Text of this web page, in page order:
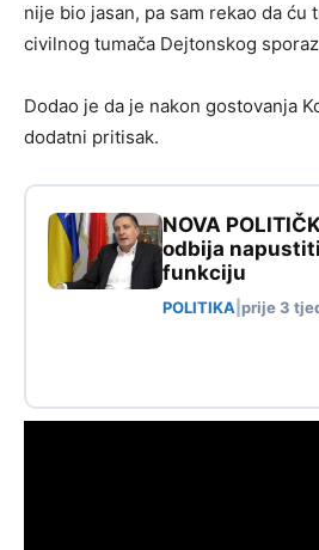
nije bio jasan, pa sam rekao da ću
civilnog tumača Dejtonskog
Dodao je da je nakon gostovanja
dodatni pritisak.
NOVA
odbija
funkciju
POLITIKA prije 3